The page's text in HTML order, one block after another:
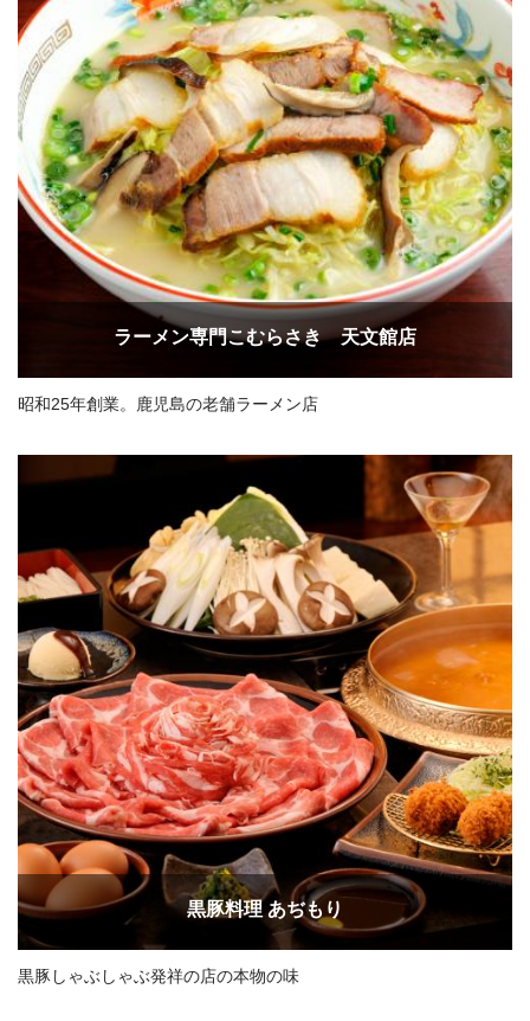
ラーメン専門こむらさき 天文館店
昭和25年創業。鹿児島の老舗ラーメン店
黒豚料理 あぢもり
黒豚しゃぶしゃぶ発祥の店の本物の味